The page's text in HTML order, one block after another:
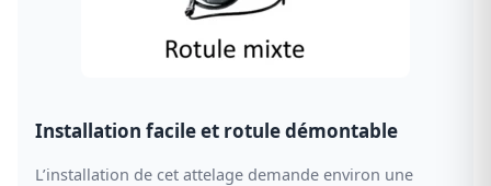
Installation facile et rotule démontable
L’installation de cet attelage demande environ une